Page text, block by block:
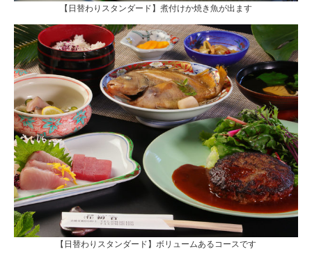
【日替わりスタンダード】煮付けか焼き魚が出ます
【日替わりスタンダード】ボリュームあるコースです